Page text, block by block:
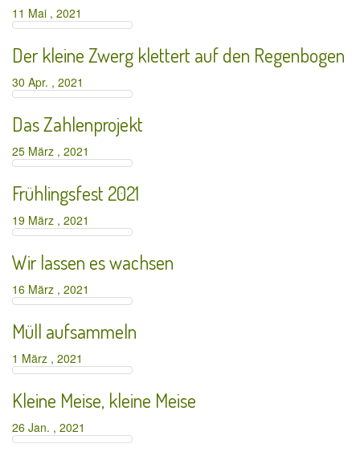
11 Mai , 2021
Der kleine Zwerg klettert auf den Regenbogen
30 Apr. , 2021
Das Zahlenprojekt
25 März , 2021
Frühlingsfest 2021
19 März , 2021
Wir lassen es wachsen
16 März , 2021
Müll aufsammeln
1 März , 2021
Kleine Meise, kleine Meise
26 Jan. , 2021